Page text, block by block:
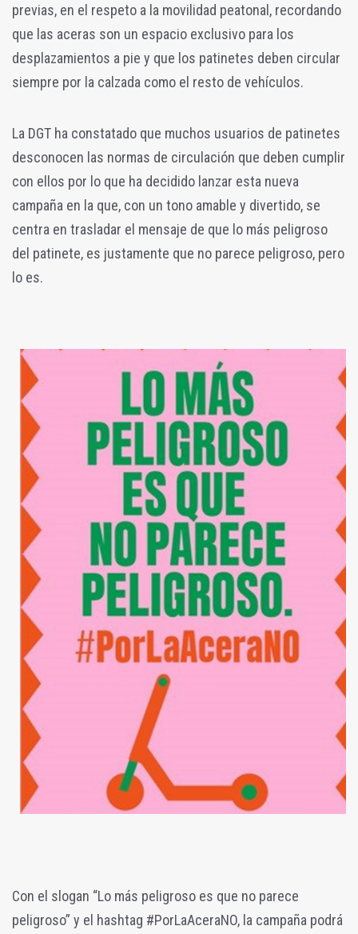
previas, en el respeto a la movilidad peatonal, recordando
que las aceras son un espacio exclusivo para los
desplazamientos a pie y que los patinetes deben circular
siempre por la calzada como el resto de vehículos.
La DGT ha constatado que muchos usuarios de patinetes
desconocen las normas de circulación que deben cumplir
con ellos por lo que ha decidido lanzar esta nueva
campaña en la que, con un tono amable y divertido, se
centra en trasladar el mensaje de que lo más peligroso
del patinete, es justamente que no parece peligroso, pero
lo es.
Con el slogan “Lo más peligroso es que no parece
peligroso” y el hashtag #PorLaAceraNO, la campaña podrá